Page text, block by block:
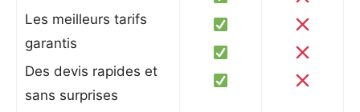
Les meilleurs tarifs
garantis
Des devis rapides et
sans surprises